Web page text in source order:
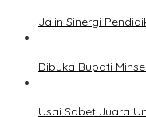
Jalin Sinergi
Dibuka Bupati
Usai Sabet Juara